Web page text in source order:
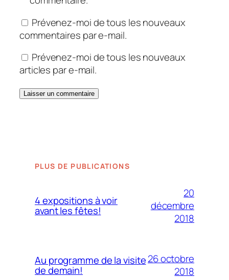
Prévenez-moi de tous les nouveaux
commentaires par e-mail.
Prévenez-moi de tous les nouveaux
articles par e-mail.
PLUS DE PUBLICATIONS
4 expositions à voir
avant les fêtes!
20
décembre
2018
Au programme de la visite
de demain!
26 octobre
2018